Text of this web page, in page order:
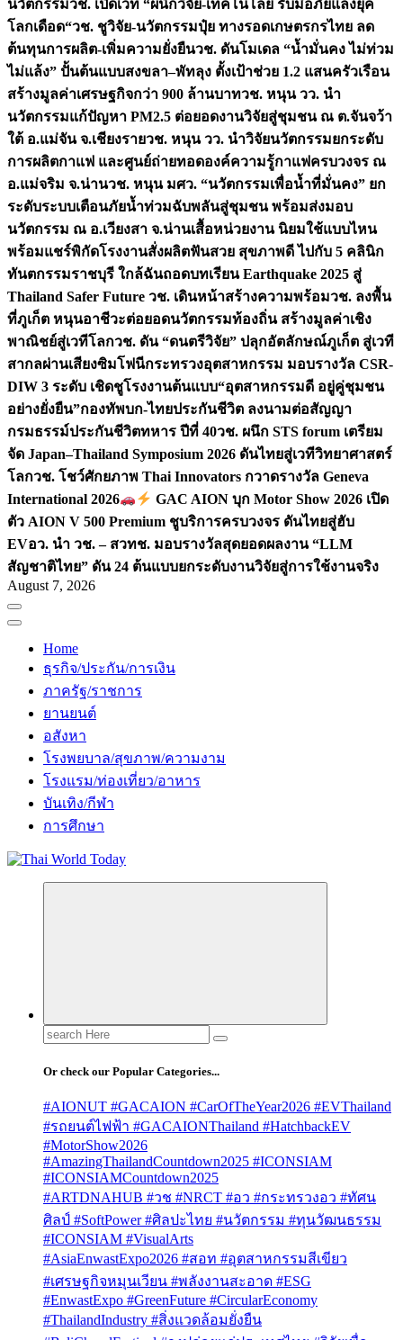
นวัตกรรมวช. เปิดเวที “ผนึกวิจัย-เทคโนโลยี รับมือภัยแล้งยุค
โลกเดือด“วช. ชูวิจัย-นวัตกรรมปุ๋ย ทางรอดเกษตรกรไทย ลด
ต้นทุนการผลิต-เพิ่มความยั่งยืนวช. ดันโมเดล “น้ำมั่นคง ไม่ท่วม
ไม่แล้ง” ปั้นต้นแบบสงขลา–พัทลุง ตั้งเป้าช่วย 1.2 แสนครัวเรือน
สร้างมูลค่าเศรษฐกิจกว่า 900 ล้านบาทวช. หนุน วว. นำ
นวัตกรรมแก้ปัญหา PM2.5 ต่อยอดงานวิจัยสู่ชุมชน ณ ต.จันจว้า
ใต้ อ.แม่จัน จ.เชียงรายวช. หนุน วว. นำวิจัยนวัตกรรมยกระดับ
การผลิตกาแฟ และศูนย์ถ่ายทอดองค์ความรู้กาแฟครบวงจร ณ
อ.แม่จริม จ.น่านวช. หนุน มศว. “นวัตกรรมเพื่อน้ำที่มั่นคง” ยก
ระดับระบบเตือนภัยน้ำท่วมฉับพลันสู่ชุมชน พร้อมส่งมอบ
นวัตกรรม ณ อ.เวียงสา จ.น่านเสื้อหน่วยงาน นิยมใช้แบบไหน
พร้อมแชร์พิกัดโรงงานสั่งผลิตฟันสวย สุขภาพดี ไปกับ 5 คลินิก
ทันตกรรมราชบุรี ใกล้ฉันถอดบทเรียน Earthquake 2025 สู่
Thailand Safer Future วช. เดินหน้าสร้างความพร้อมวช. ลงพื้น
ที่ภูเก็ต หนุนอาชีวะต่อยอดนวัตกรรมท้องถิ่น สร้างมูลค่าเชิง
พาณิชย์สู่เวทีโลกวช. ดัน “ดนตรีวิจัย” ปลุกอัตลักษณ์ภูเก็ต สู่เวที
สากลผ่านเสียงซิมโฟนีกระทรวงอุตสาหกรรม มอบรางวัล CSR-
DIW 3 ระดับ เชิดชูโรงงานต้นแบบ“อุตสาหกรรมดี อยู่คู่ชุมชน
อย่างยั่งยืน”กองทัพบก-ไทยประกันชีวิต ลงนามต่อสัญญา
กรมธรรม์ประกันชีวิตทหาร ปีที่ 40วช. ผนึก STS forum เตรียม
จัด Japan–Thailand Symposium 2026 ดันไทยสู่เวทีวิทยาศาสตร์
โลกวช. โชว์ศักยภาพ Thai Innovators กวาดรางวัล Geneva
International 2026
GAC AION บุก Motor Show 2026 เปิด
ตัว AION V 500 Premium ชูบริการครบวงจร ดันไทยสู่ฮับ
EVอว. นำ วช. – สวทช. มอบรางวัลสุดยอดผลงาน “LLM
สัญชาติไทย” ดัน 24 ต้นแบบยกระดับงานวิจัยสู่การใช้งานจริง
August 7, 2026
Home
ธุรกิจ/ประกัน/การเงิน
ภาครัฐ/ราชการ
ยานยนต์
อสังหา
โรงพยบาล/สุขภาพ/ความงาม
โรงแรม/ท่องเที่ยว/อาหาร
บันเทิง/กีฬา
การศึกษา
Search
for:
Or check our Popular Categories...
#AIONUT #GACAION #CarOfTheYear2026 #EVThailand
#รถยนต์ไฟฟ้า #GACAIONThailand #HatchbackEV
#MotorShow2026
#AmazingThailandCountdown2025 #ICONSIAM
#ICONSIAMCountdown2025
#ARTDNAHUB #วช #NRCT #อว #กระทรวงอว #ทัศน
ศิลป์ #SoftPower #ศิลปะไทย #นวัตกรรม #ทุนวัฒนธรรม
#ICONSIAM #VisualArts
#AsiaEnwastExpo2026 #สอท #อุตสาหกรรมสีเขียว
#เศรษฐกิจหมุนเวียน #พลังงานสะอาด #ESG
#EnwastExpo #GreenFuture #CircularEconomy
#ThailandIndustry #สิ่งแวดล้อมยั่งยืน